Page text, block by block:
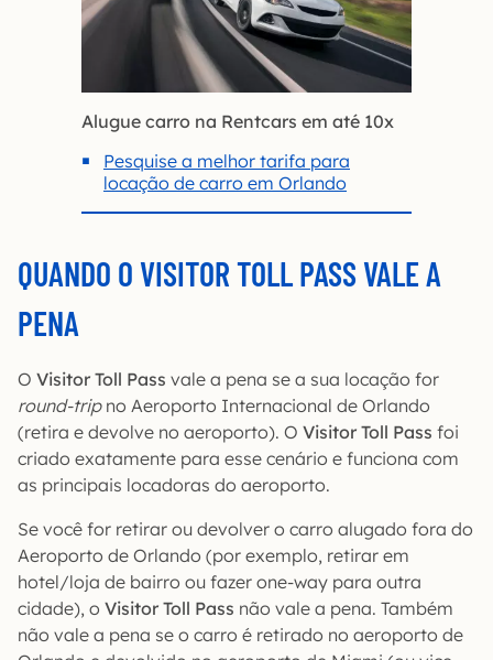
Alugue carro na Rentcars em até 10x
Pesquise a melhor tarifa para
locação de carro em Orlando
QUANDO O VISITOR TOLL PASS VALE A
PENA
O Visitor Toll Pass vale a pena se a sua locação for
round-tripno Aeroporto Internacional de Orlando
(retira e devolve no aeroporto). O Visitor Toll Pass foi
criado exatamente para esse cenário e funciona com
as principais locadoras do aeroporto.
Se você for retirar ou devolver o carro alugado fora do
Aeroporto de Orlando (por exemplo, retirar em
hotel/loja de bairro ou fazer one-way para outra
cidade), o Visitor Toll Pass não vale a pena. Também
não vale a pena se o carro é retirado no aeroporto de